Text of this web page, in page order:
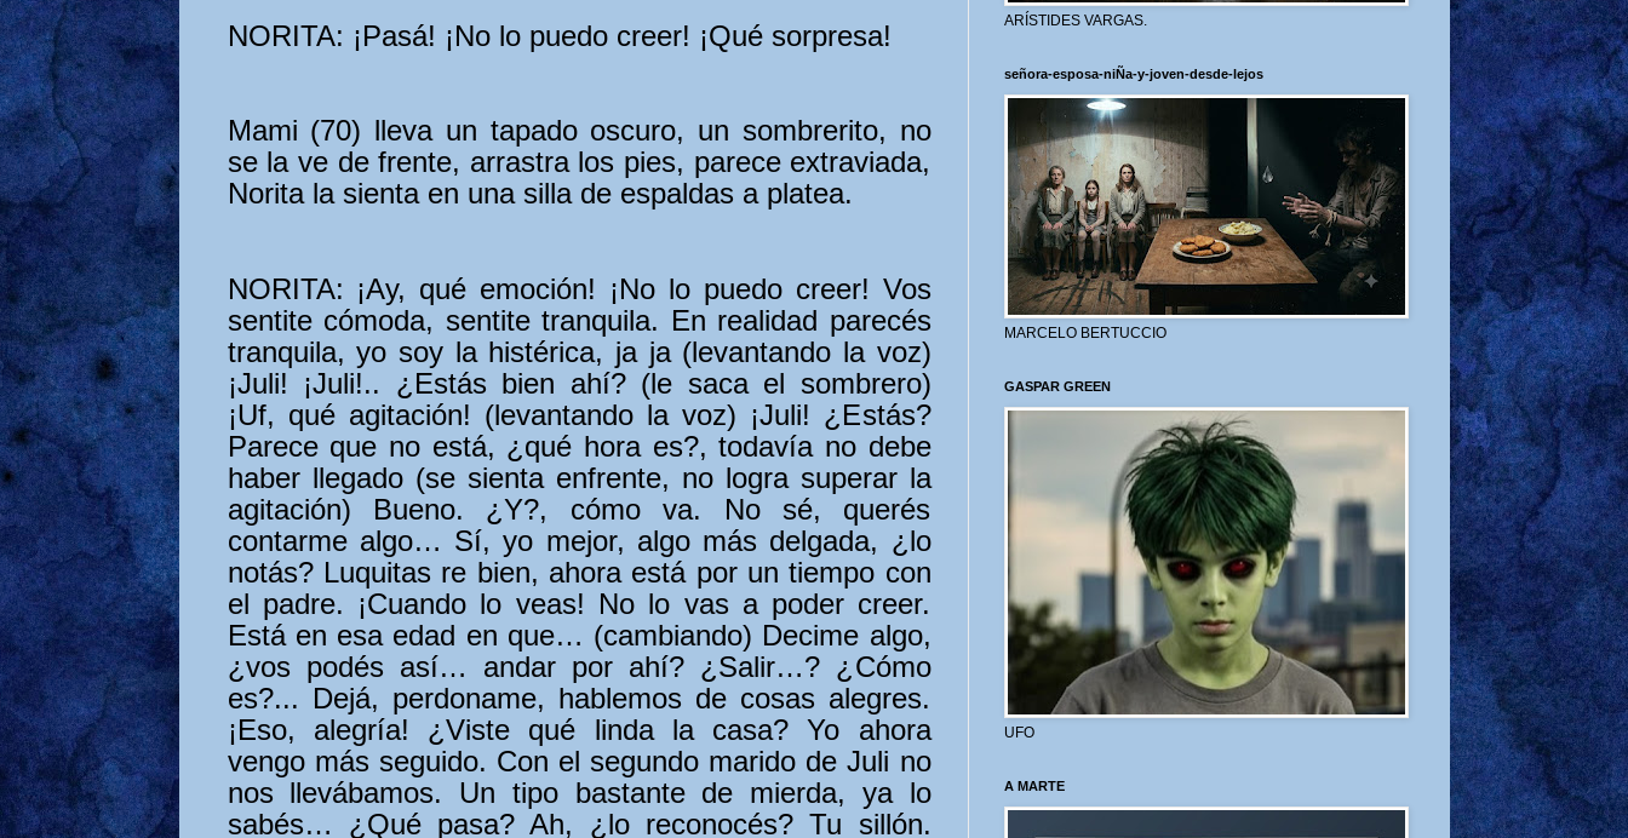
NORITA: ¡Pasá! ¡No lo puedo creer! ¡Qué sorpresa!
Mami (70) lleva un tapado oscuro, un sombrerito, no
se la ve de frente, arrastra los pies, parece extraviada,
Norita la sienta en una silla de espaldas a platea.
NORITA: ¡Ay, qué emoción! ¡No lo puedo creer! Vos
sentite cómoda, sentite tranquila. En realidad parecés
tranquila, yo soy la histérica, ja ja (levantando la voz)
¡Juli! ¡Juli!.. ¿Estás bien ahí? (le saca el sombrero)
¡Uf, qué agitación! (levantando la voz) ¡Juli! ¿Estás?
Parece que no está, ¿qué hora es?, todavía no debe
haber llegado (se sienta enfrente, no logra superar la
agitación) Bueno. ¿Y?, cómo va. No sé, querés
contarme algo… Sí, yo mejor, algo más delgada, ¿lo
notás? Luquitas re bien, ahora está por un tiempo con
el padre. ¡Cuando lo veas! No lo vas a poder creer.
Está en esa edad en que… (cambiando) Decime algo,
¿vos podés así… andar por ahí? ¿Salir…? ¿Cómo
es?... Dejá, perdoname, hablemos de cosas alegres.
¡Eso, alegría! ¿Viste qué linda la casa? Yo ahora
vengo más seguido. Con el segundo marido de Juli no
nos llevábamos. Un tipo bastante de mierda, ya lo
sabés… ¿Qué pasa? Ah, ¿lo reconocés? Tu sillón.
ARÍSTIDES VARGAS.
señora-esposa-niÑa-y-joven-desde-lejos
MARCELO BERTUCCIO
GASPAR GREEN
UFO
A MARTE